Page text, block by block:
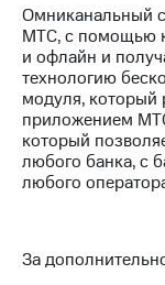
Порядок
выкупа
акций
Рынок
о
Омниканальный
МТС, с помощью
и офлайн и
технологию
модуля, который
приложением
который
любого банка, с
любого
За